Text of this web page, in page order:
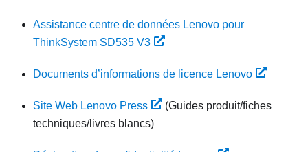
Assistance centre de données Lenovo pour
ThinkSystem SD535 V3
Documents d’informations de licence Lenovo
Site Web Lenovo Press
(Guides produit/fiches
techniques/livres blancs)